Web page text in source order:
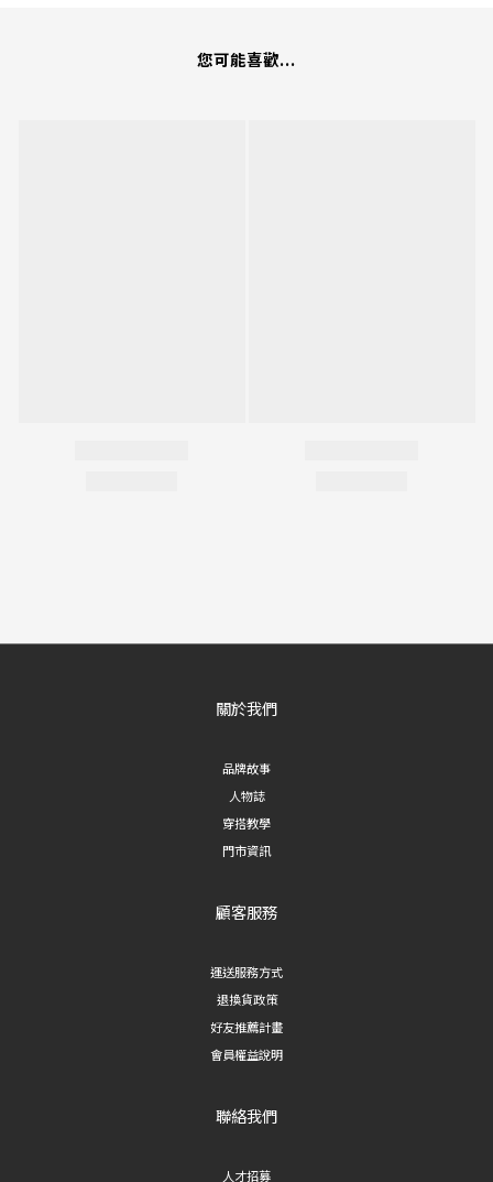
您可能喜歡...
關於我們
品牌故事
人物誌
穿搭教學
門市資訊
顧客服務
運送服務方式
退換貨政策
好友推薦計畫
會員權益說明
聯絡我們
人才招募